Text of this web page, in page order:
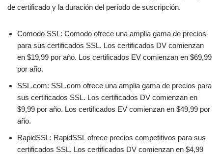
de certificado y la duración del período de suscripción.
Comodo SSL: Comodo ofrece una amplia gama de precios
para sus certificados SSL. Los certificados DV comienzan
en $19,99 por año. Los certificados EV comienzan en $69,99
por año.
SSL.com: SSL.com ofrece una amplia gama de precios para
sus certificados SSL. Los certificados DV comienzan en
$9,99 por año. Los certificados EV comienzan en $49,99 por
año.
RapidSSL: RapidSSL ofrece precios competitivos para sus
certificados SSL. Los certificados DV comienzan en $4,99